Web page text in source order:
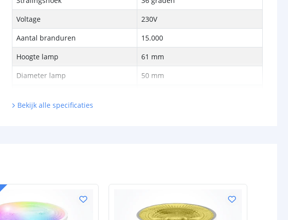
Voltage
230V
Aantal branduren
15.000
Hoogte lamp
61 mm
Diameter lamp
50 mm
Bekijk alle specificaties